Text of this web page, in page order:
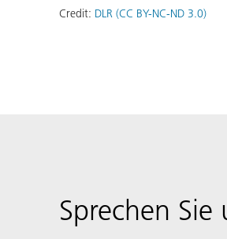
Credit: DLR (CC BY-NC-ND 3.0)
Sprechen